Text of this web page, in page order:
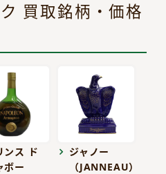
買取銘柄・価格
ンス ド
ボー
ジャノー
（JANNEAU）